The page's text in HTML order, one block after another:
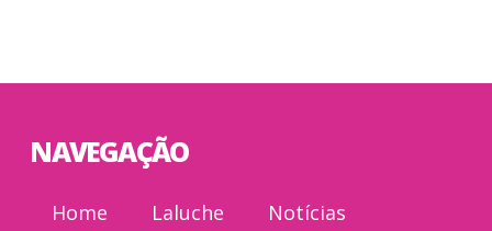
NAVEGAÇÃO
Home Laluche
Notícias